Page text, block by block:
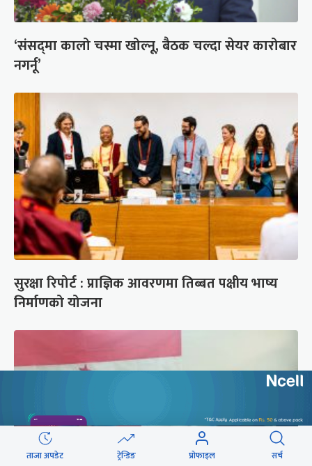
‘संसद्‍मा कालो चस्मा खोल्नू, बैठक चल्दा सेयर कारोबार
नगर्नू’
सुरक्षा रिपोर्ट : प्राज्ञिक आवरणमा तिब्बत पक्षीय भाष्य
निर्माणको योजना
ताजा अपडेट ट्रेन्डिङ प्रोफाइल सर्च